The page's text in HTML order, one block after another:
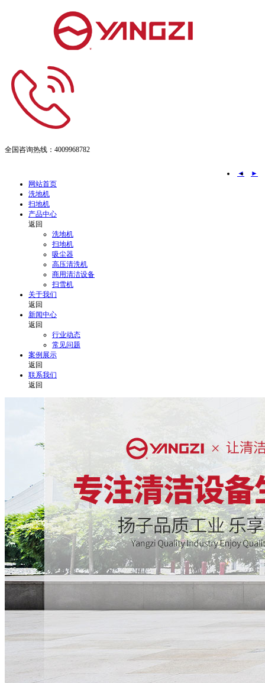
全国咨询热线： 4009968782
◄
►
网站首页
洗地机
扫地机
产品中心
返回
洗地机
扫地机
吸尘器
高压清洗机
商用清洁设备
扫雪机
关于我们
返回
新闻中心
返回
行业动态
常见问题
案例展示
返回
联系我们
返回